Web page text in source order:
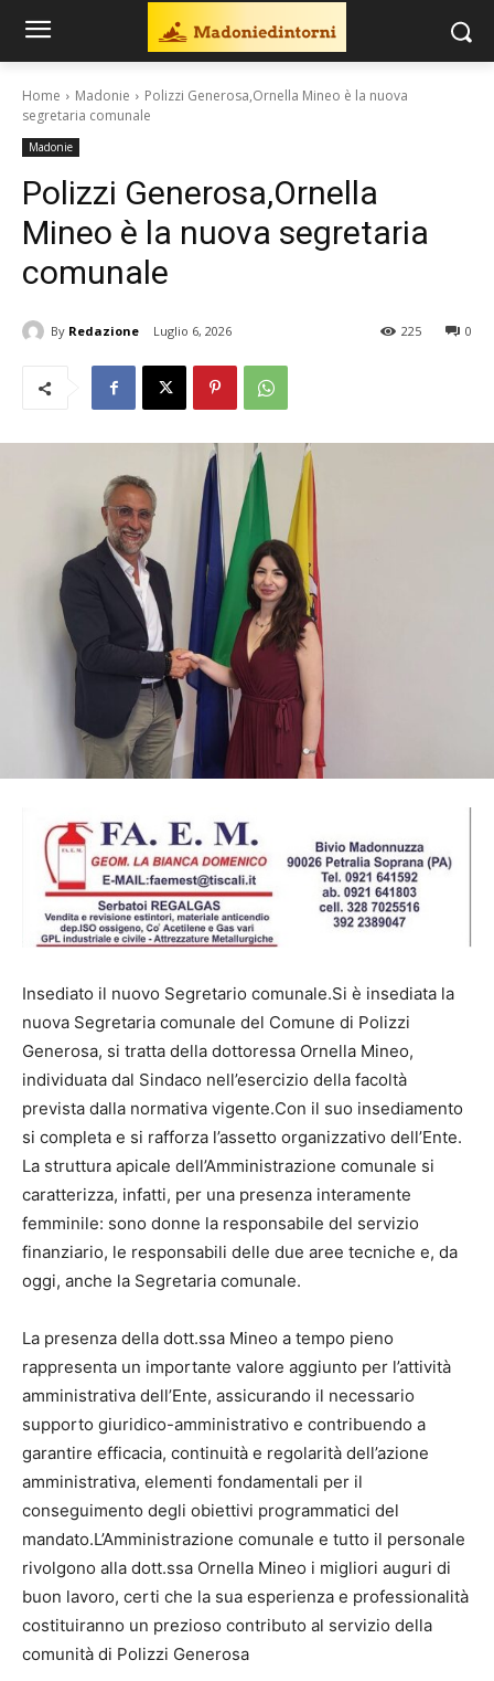
Home Madonie
Polizzi Generosa,Ornella Mineo è la nuova
segretaria comunale
Madonie
Polizzi Generosa,Ornella
Mineo è la nuova segretaria
comunale
By Redazione Luglio 6, 2026 0
225
Insediato il nuovo Segretario comunale.Si è insediata la
nuova Segretaria comunale del Comune di Polizzi
Generosa, si tratta della dottoressa Ornella Mineo,
individuata dal Sindaco nell’esercizio della facoltà
prevista dalla normativa vigente.Con il suo insediamento
si completa e si rafforza l’assetto organizzativo dell’Ente.
La struttura apicale dell’Amministrazione comunale si
caratterizza, infatti, per una presenza interamente
femminile: sono donne la responsabile del servizio
finanziario, le responsabili delle due aree tecniche e, da
oggi, anche la Segretaria comunale.
La presenza della dott.ssa Mineo a tempo pieno
rappresenta un importante valore aggiunto per l’attività
amministrativa dell’Ente, assicurando il necessario
supporto giuridico-amministrativo e contribuendo a
garantire efficacia, continuità e regolarità dell’azione
amministrativa, elementi fondamentali per il
conseguimento degli obiettivi programmatici del
mandato.L’Amministrazione comunale e tutto il personale
rivolgono alla dott.ssa Ornella Mineo i migliori auguri di
buon lavoro, certi che la sua esperienza e professionalità
costituiranno un prezioso contributo al servizio della
comunità di Polizzi Generosa